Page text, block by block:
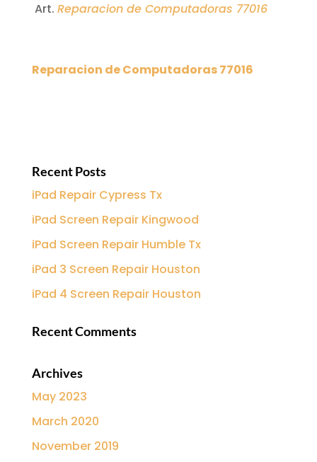
Art. Reparacion de Computadoras 77016
Reparacion de Computadoras 77016
Recent Posts
iPad Repair Cypress Tx
iPad Screen Repair Kingwood
iPad Screen Repair Humble Tx
iPad 3 Screen Repair Houston
iPad 4 Screen Repair Houston
Recent Comments
Archives
May 2023
March 2020
November 2019